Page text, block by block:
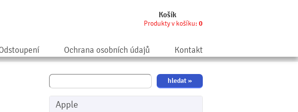
Košík
Produkty v košíku: 0
Ochrana osobních údajů Kontakt
Apple